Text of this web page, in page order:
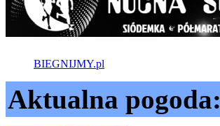
BIEGNIJMY.pl
Aktualna pogoda: